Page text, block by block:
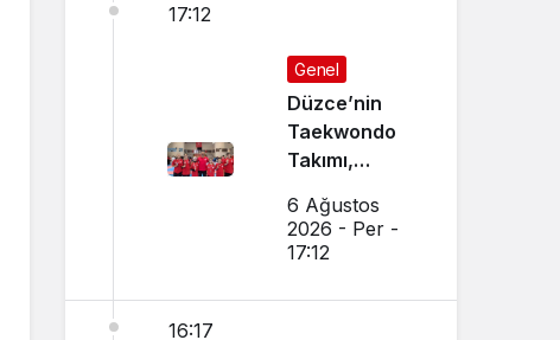
17:12
Genel
Düzce’nin
Taekwondo
Takımı,
Başarı
Sağladı
6 Ağustos
2026 - Per -
17:12
16:17